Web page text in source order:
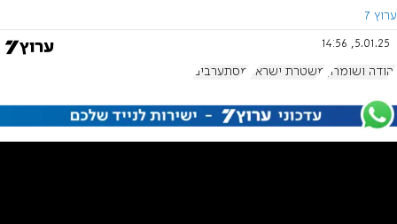
ערוץ 7
5.01.25, 14:56
יהודה ושומרון משטרת ישראל מסתערבים